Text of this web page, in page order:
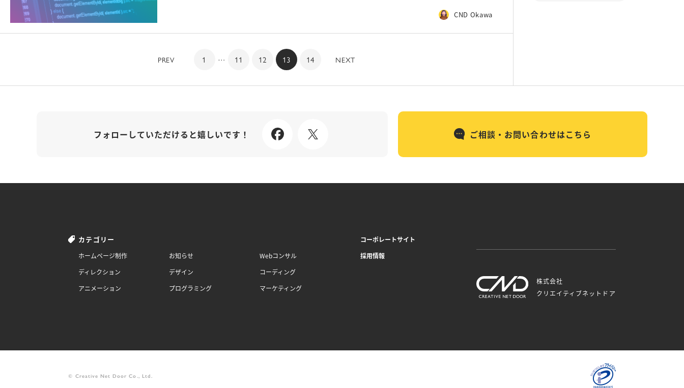
CND Okawa
PREV 1 … 11 12 13 14 NEXT
フォローしていただけると嬉しいです！ ご相談・お問い合わせはこちら
株式会社
クリエイティブネットドア
カテゴリー
ホームページ制作 お知らせ
Webコンサル
ディレクション
デザイン
コーディング
アニメーション
プログラミング マーケティング
コーポレートサイト
採用情報
© Creative Net Door Co., Ltd.